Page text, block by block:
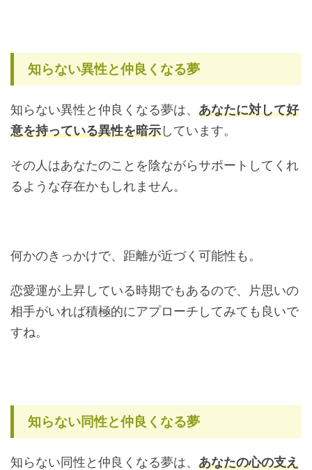
知らない異性と仲良くなる夢
知らない異性と仲良くなる夢は、 あなたに対して好
意を持っている異性を暗示しています。
その人はあなたのことを陰ながらサポートしてくれ
るような存在かもしれません。
何かのきっかけで、距離が近づく可能性も。
恋愛運が上昇している時期でもあるので、片思いの
相手がいれば積極的にアプローチしてみても良いで
すね。
知らない同性と仲良くなる夢
知らない同性と仲良くなる夢は、 あなたの心の支え